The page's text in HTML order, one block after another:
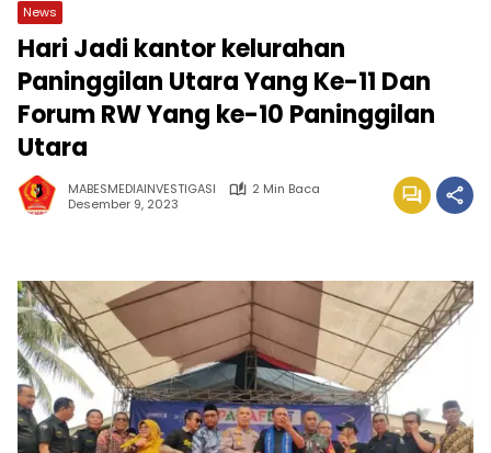
News
Hari Jadi kantor kelurahan
Paninggilan Utara Yang Ke-11 Dan
Forum RW Yang ke-10 Paninggilan
Utara
MABESMEDIAINVESTIGASI
2 Min Baca
Desember 9, 2023